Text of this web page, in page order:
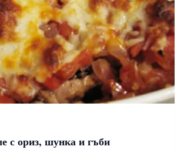
с ориз, шунка и гъби